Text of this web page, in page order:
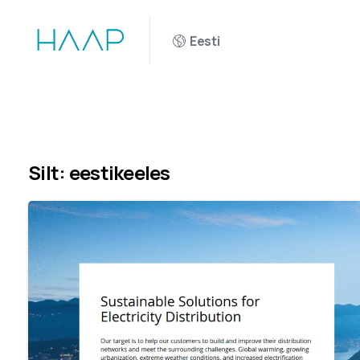
Eesti
Silt: eestikeeles